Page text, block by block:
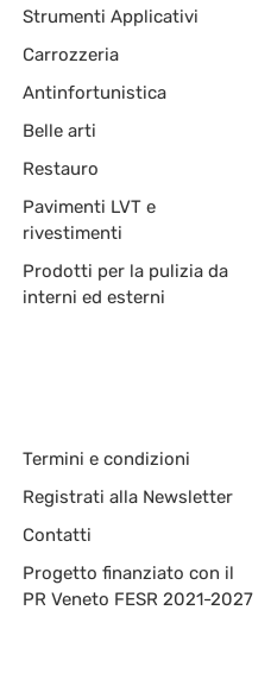
Strumenti Applicativi
Carrozzeria
Antinfortunistica
Belle arti
Restauro
Pavimenti LVT e
rivestimenti
Prodotti per la pulizia da
interni ed esterni
Termini e condizioni
Registrati alla Newsletter
Contatti
Progetto finanziato con il
PR Veneto FESR 2021-2027